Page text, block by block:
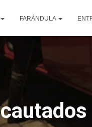
FARÁNDULA